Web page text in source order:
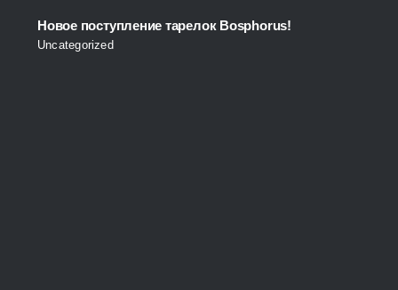
Новое поступление тарелок Bosphorus!
Uncategorized